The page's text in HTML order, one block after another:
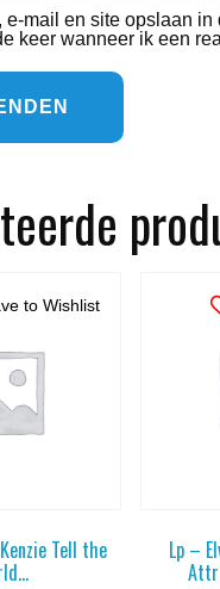
e-mail en site opslaan in
keer wanneer ik een
to Wishlist
Tell the Lp –